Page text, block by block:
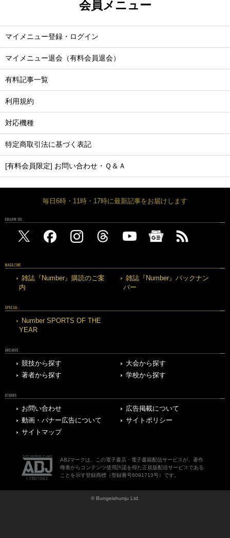
会員メニュー
マイメニュー登録・ログイン
マイメニュー退会（有料会員退会）
有料記事一覧
利用規約
対応機種
特定商取引法に基づく表記
[有料会員限定] お問い合わせ・Ｑ＆Ａ
毎日6時・11時・17時に最新記事をお届けします
FOLLOW US
MAGAZINE
雑誌『Number』購読のご案
内
雑誌『Number』バックナン
バー
SPECIAL
Number SPORTS OF THE
YEAR
ARCHIVE
競技から探す
大会から探す
著者から探す
学校から探す
OTHERS
お問い合わせ
広告掲載について
動画・バナー広告について
サイトポリシー
サイトマップ
ABJマークは、この電子書店・電子書籍配信サービスが、著作
権者からコンテンツ使用許諾を得た正規版配信サービスである
ことを示す登録商標（登録番号6091713号）です。
© Bungeishunju Ltd.